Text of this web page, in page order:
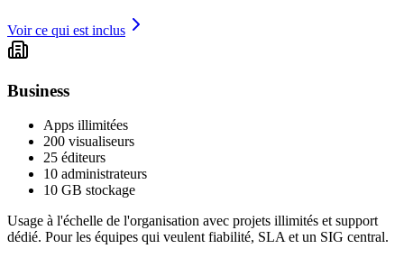
Voir ce qui est inclus
Business
Apps illimitées
200 visualiseurs
25 éditeurs
10 administrateurs
10 GB stockage
Usage à l'échelle de l'organisation avec projets illimités et support
dédié. Pour les équipes qui veulent fiabilité, SLA et un SIG central.